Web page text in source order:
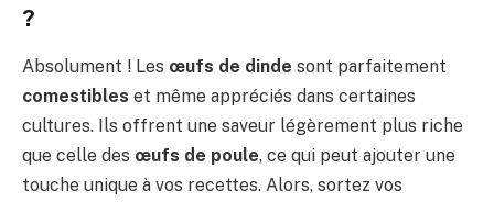
?
Absolument ! Les œufs de dinde sont parfaitement
comestibles et même appréciés dans certaines
cultures. Ils offrent une saveur légèrement plus riche
que celle des œufs de poule, ce qui peut ajouter une
touche unique à vos recettes. Alors, sortez vos